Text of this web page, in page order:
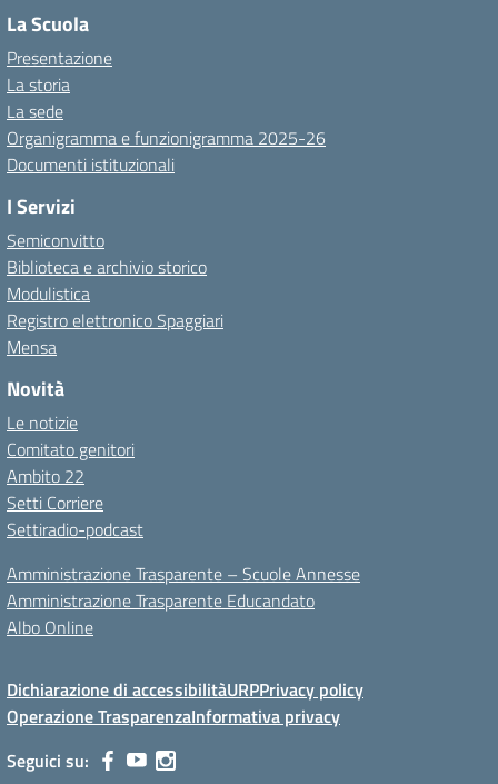
La Scuola
Presentazione
La storia
La sede
Organigramma e funzionigramma 2025-26
Documenti istituzionali
I Servizi
Semiconvitto
Biblioteca e archivio storico
Modulistica
Registro elettronico Spaggiari
Mensa
Novità
Le notizie
Comitato genitori
Ambito 22
Setti Corriere
Settiradio-podcast
Amministrazione Trasparente – Scuole Annesse
Amministrazione Trasparente Educandato
Albo Online
Dichiarazione di accessibilitàURPPrivacy policy
Operazione TrasparenzaInformativa privacy
Seguici su: